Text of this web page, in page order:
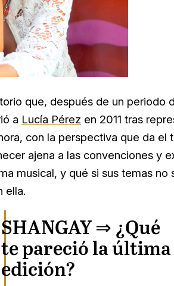
que, después de un periodo
a Lucía Pérez en 2011 tras
con la perspectiva que da el
ajena a las convenciones y
musical, y qué si sus temas no
ella.
SHANGAY ⇒ ¿Qué
te pareció la última
edición?